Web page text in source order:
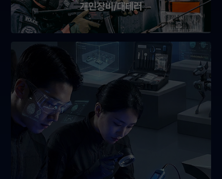
개인장비/대테러